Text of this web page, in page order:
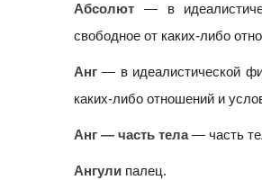
Абсолют — в
свободное от каких-либо
Анг — в идеалистической
каких-либо отношений и
Анг — часть тела— часть
Ангули палец.